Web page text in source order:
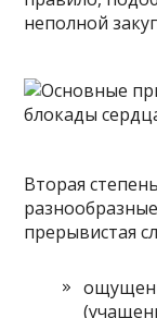
неполной
Вторая
прерывистая